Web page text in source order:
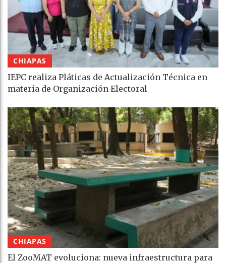
CHIAPAS
IEPC realiza Pláticas de Actualización Técnica en
materia de Organización Electoral
CHIAPAS
El ZooMAT evoluciona: nueva infraestructura para